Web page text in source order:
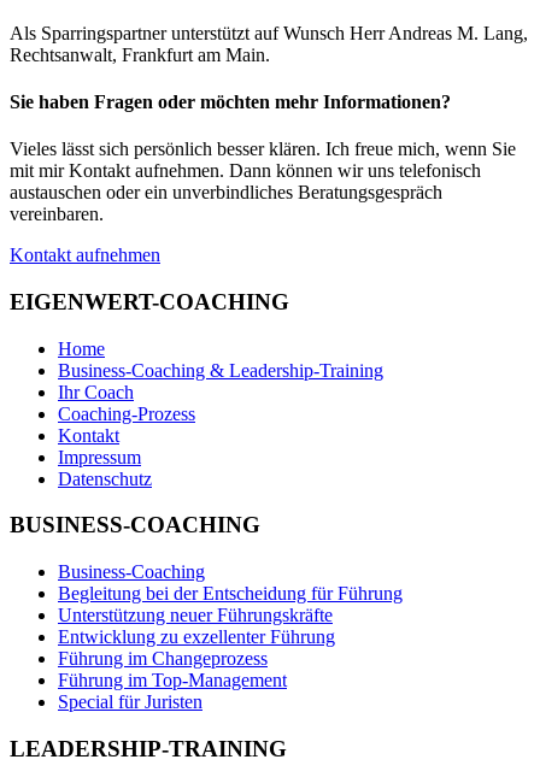
Als Sparringspartner unterstützt auf Wunsch Herr Andreas M. Lang,
Rechtsanwalt, Frankfurt am Main.
Sie haben Fragen oder möchten mehr Informationen?
Vieles lässt sich persönlich besser klären. Ich freue mich, wenn Sie
mit mir Kontakt aufnehmen. Dann können wir uns telefonisch
austauschen oder ein unverbindliches Beratungsgespräch
vereinbaren.
Kontakt aufnehmen
EIGENWERT-COACHING
Home
Business-Coaching & Leadership-Training
Ihr Coach
Coaching-Prozess
Kontakt
Impressum
Datenschutz
BUSINESS-COACHING
Business-Coaching
Begleitung bei der Entscheidung für Führung
Unterstützung neuer Führungskräfte
Entwicklung zu exzellenter Führung
Führung im Changeprozess
Führung im Top-Management
Special für Juristen
LEADERSHIP-TRAINING